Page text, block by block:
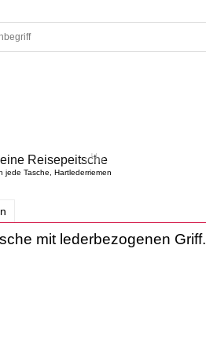
jede Tasche, Hartlederriemen
mit lederbezogenen Griff.